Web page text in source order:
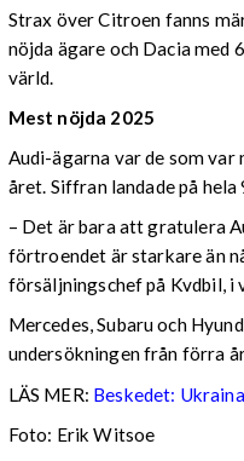
Strax över Citroen fanns
nöjda ägare och Dacia med
värld.
Mest nöjda 2025
Audi-ägarna var de som
året. Siffran landade på hela
– Det är bara att gratulera
förtroendet är starkare än
försäljningschef på Kvdbil, i
Mercedes, Subaru och
undersökningen från förra
LÄS MER: Beskedet:
Foto: Erik Witsoe